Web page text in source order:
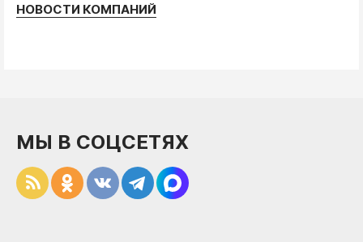
НОВОСТИ КОМПАНИЙ
МЫ В СОЦСЕТЯХ